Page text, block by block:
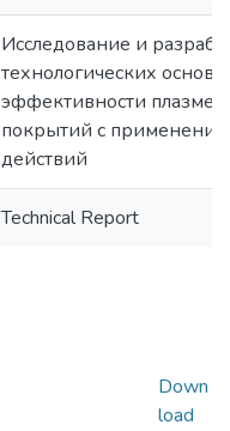
Исследование и
технологических основ
эффективности
покрытий с
действий
Technical Report
Down
load